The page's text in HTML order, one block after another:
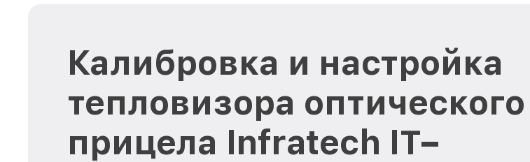
Калибровка и настройка
тепловизора оптического
прицела Infratech IT–